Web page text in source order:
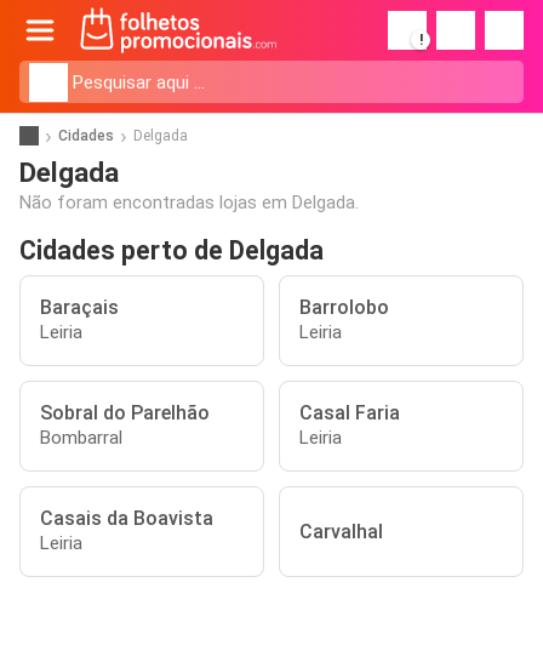
!
Cidades Delgada
Delgada
Não foram encontradas lojas em Delgada.
Cidades perto de Delgada
Baraçais
Leiria
Barrolobo
Leiria
Sobral do Parelhão
Bombarral
Casal Faria
Leiria
Casais da Boavista
Leiria Carvalhal